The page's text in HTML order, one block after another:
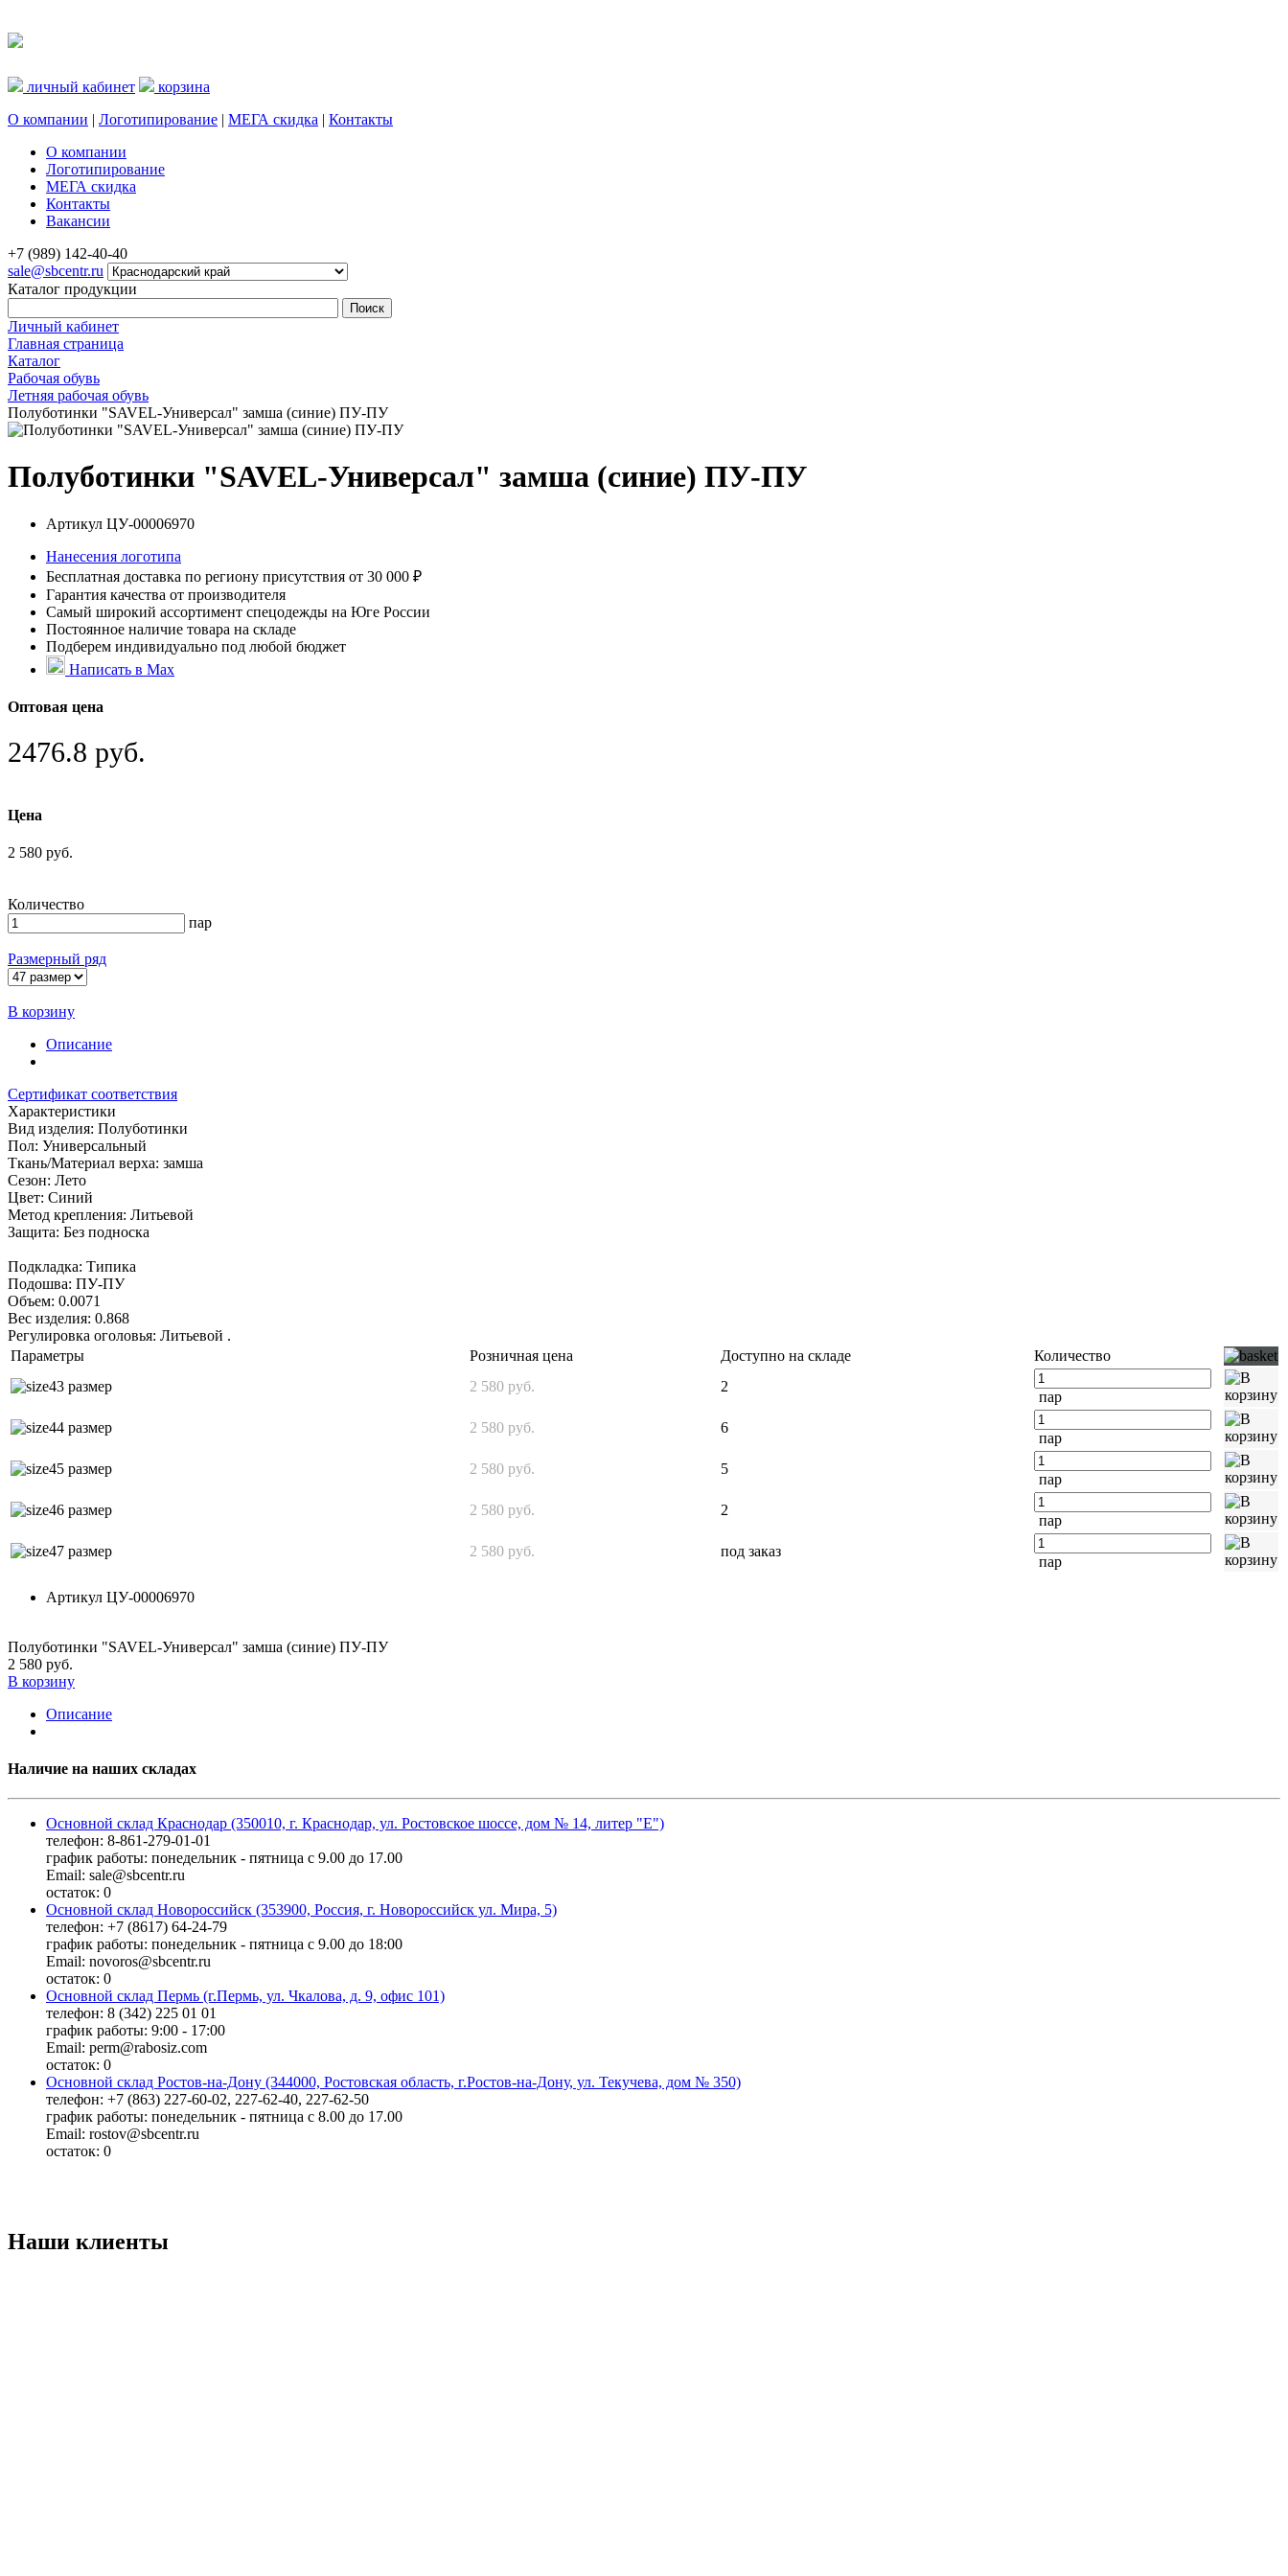
личный кабинет
корзина
О компании | Логотипирование | МЕГА скидка | Контакты
О компании
Логотипирование
МЕГА скидка
Контакты
Вакансии
+7 (989) 142-40-40
sale@sbcentr.ru
Каталог продукции
Личный кабинет
Главная страница
Каталог
Рабочая обувь
Летняя рабочая обувь
Полуботинки "SAVEL-Универсал" замша (синие) ПУ-ПУ
Полуботинки "SAVEL-Универсал" замша (синие) ПУ-ПУ
Артикул ЦУ-00006970
Нанесения логотипа
Бесплатная доставка по региону присутствия от 30 000 ₽
Гарантия качества от производителя
Самый широкий ассортимент спецодежды на Юге России
Постоянное наличие товара на складе
Подберем индивидуально под любой бюджет
Написать в Max
Оптовая цена
2476.8 руб.
Цена
2 580 руб.
Количество
пар
Размерный ряд
В корзину
Описание
Сертификат соответствия
Характеристики
Вид изделия: Полуботинки
Пол: Универсальный
Ткань/Материал верха: замша
Сезон: Лето
Цвет: Синий
Метод крепления: Литьевой
Защита: Без подноска
Подкладка: Типика
Подошва: ПУ-ПУ
Объем: 0.0071
Вес изделия: 0.868
Регулировка оголовья: Литьевой .
Параметры
Розничная цена Доступно на складе
Количество
43 размер
2 580 руб. 2
пар
44 размер
2 580 руб. 6
пар
45 размер
2 580 руб. 5
пар
46 размер
2 580 руб. 2
пар
47 размер
2 580 руб. под заказ
пар
Артикул ЦУ-00006970
Полуботинки "SAVEL-Универсал" замша (синие) ПУ-ПУ
2 580 руб.
В корзину
Описание
Наличие на наших складах
Основной склад Краснодар (350010, г. Краснодар, ул. Ростовское шоссе, дом № 14, литер "Е")
телефон: 8-861-279-01-01
график работы: понедельник - пятница с 9.00 до 17.00
Email: sale@sbcentr.ru
остаток: 0
Основной склад Новороссийск (353900, Россия, г. Новороссийск ул. Мира, 5)
телефон: +7 (8617) 64-24-79
график работы: понедельник - пятница с 9.00 до 18:00
Email: novoros@sbcentr.ru
остаток: 0
Основной склад Пермь (г.Пермь, ул. Чкалова, д. 9, офис 101)
телефон: 8 (342) 225 01 01
график работы: 9:00 - 17:00
Email: perm@rabosiz.com
остаток: 0
Основной склад Ростов-на-Дону (344000, Ростовская область, г.Ростов-на-Дону, ул. Текучева, дом № 350)
телефон: +7 (863) 227-60-02, 227-62-40, 227-62-50
график работы: понедельник - пятница с 8.00 до 17.00
Email: rostov@sbcentr.ru
остаток: 0
Наши клиенты